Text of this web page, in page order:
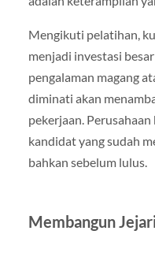
Mengikuti pelatihan,
menjadi investasi
pengalaman magang
diminati akan
pekerjaan.
kandidat yang sudah
bahkan sebelum lulus.
Membangun